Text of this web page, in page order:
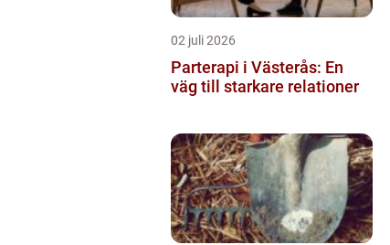
02 juli 2026
Parterapi i Västerås: En
väg till starkare relationer